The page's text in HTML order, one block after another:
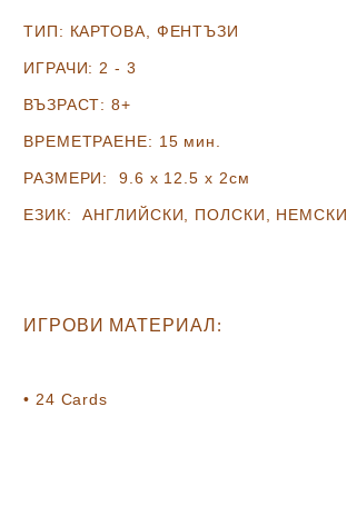
ТИП: КАРТОВА, ФЕНТЪЗИ
ИГРАЧИ: 2 - 3
ВЪЗРАСТ: 8+
ВРЕМЕТРАЕНЕ: 15 мин.
РАЗМЕРИ: 9.6 х 12.5 х 2см
ЕЗИК: АНГЛИЙСКИ, ПОЛСКИ, НЕМСКИ
ИГРОВИ МАТЕРИАЛ :
• 24 Cards